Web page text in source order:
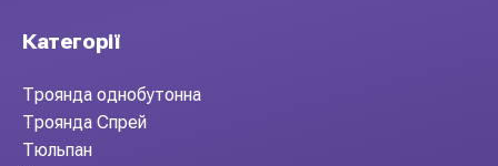
Категорії
Троянда однобутонна
Троянда Спрей
Тюльпан